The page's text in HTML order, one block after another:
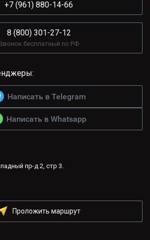
+7 (961) 880-14-66
8 (800) 301-27-12
Звонок бесплатный по РФ
Написать в Telegram
Написать в Whatsapp
пр-д 2, стр 3.
Проложить маршрут